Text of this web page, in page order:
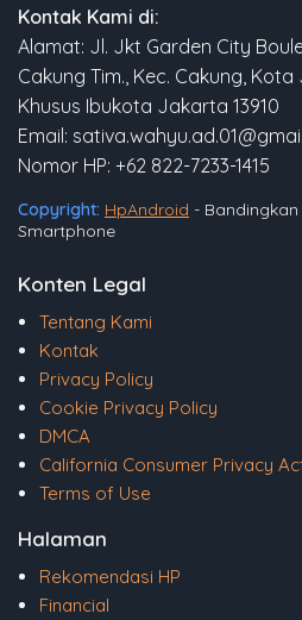
Kontak Kami di:
Alamat: Jl. Jkt Garden City
Cakung Tim., Kec. Cakung,
Khusus Ibukota Jakarta 13910
Email:
Nomor HP: +62 822-7233-1415
Copyright: HpAndroid -
Smartphone
Konten Legal
Tentang Kami
Kontak
Privacy Policy
Cookie Privacy Policy
DMCA
California Consumer Privacy
Terms of Use
Halaman
Rekomendasi HP
Financial